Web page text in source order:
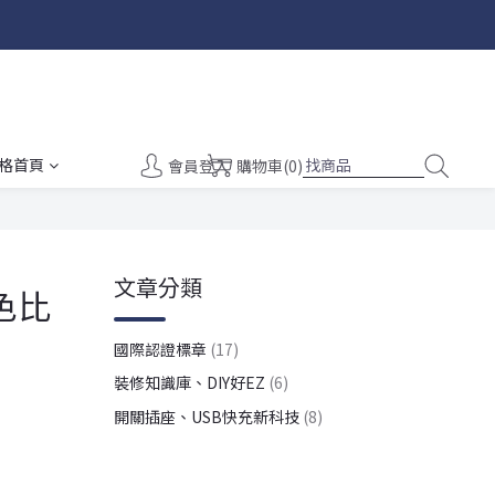
首頁 會員登入 購物車(0)
比 文章分類
國際認證標章 (17)
裝修知識庫、DIY好EZ (6)
開關插座、USB快充新科技 (8)